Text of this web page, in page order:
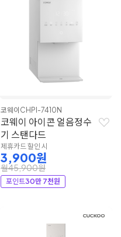
코웨이 CHPI-7410N
코웨이 아이콘 얼음정수
기 스탠다드
제휴카드 할인 시
3,900원
월45,900원
포인트30만 7천원